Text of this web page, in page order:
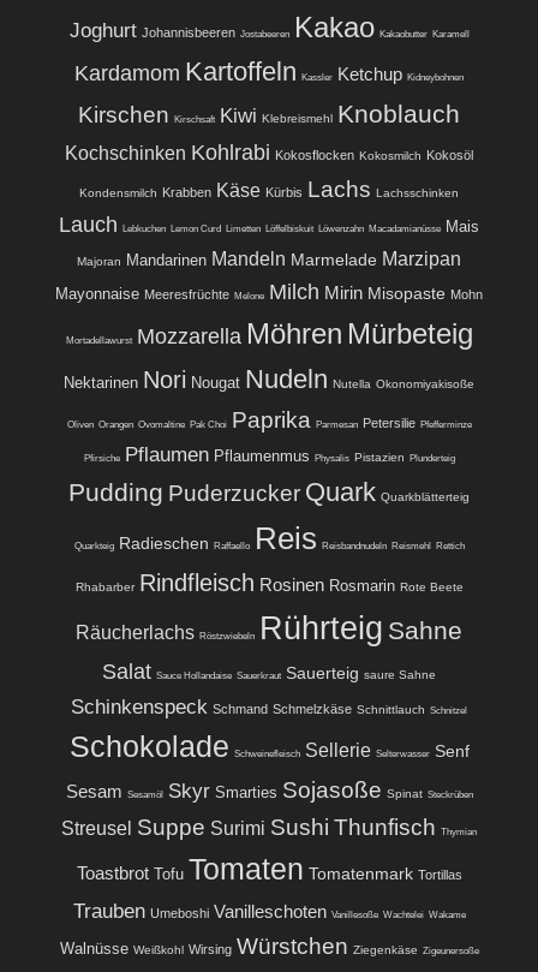
Joghurt Johannisbeeren Jostabeeren Kakao Kakaobutter Karamell
Kardamom Kartoffeln Kassler Ketchup Kidneybohnen
Kirschen Kirschsaft Kiwi Klebreismehl Knoblauch
Kochschinken Kohlrabi Kokosflocken Kokosmilch Kokosöl
Kondensmilch Krabben Käse Kürbis Lachs Lachsschinken
Lauch Lebkuchen Lemon Curd Limetten Löffelbiskuit Löwenzahn Macadamianüsse Mais
Majoran Mandarinen Mandeln Marmelade Marzipan
Mayonnaise Meeresfrüchte Melone Milch Mirin Misopaste Mohn
Mortadellawurst Mozzarella Möhren Mürbeteig
Nektarinen Nori Nougat Nudeln Nutella Okonomiyakisoße
Oliven Orangen Ovomaltine Pak Choi Paprika Parmesan Petersilie Pfefferminze
Pfirsiche Pflaumen Pflaumenmus Physalis Pistazien Plunderteig
Pudding Puderzucker Quark Quarkblätterteig
Quarkteig Radieschen Raffaello Reis Reisbandnudeln Reismehl Rettich
Rhabarber Rindfleisch Rosinen Rosmarin Rote Beete
Räucherlachs Röstzwiebeln Rührteig Sahne
Salat Sauce Hollandaise Sauerkraut Sauerteig saure Sahne
Schinkenspeck Schmand Schmelzkäse Schnittlauch Schnitzel
Schokolade Schweinefleisch Sellerie Selterwasser Senf
Sesam Sesamöl Skyr Smarties Sojasoße Spinat Steckrüben
Streusel Suppe Surimi Sushi Thunfisch Thymian
Toastbrot Tofu Tomaten Tomatenmark Tortillas
Trauben Umeboshi Vanilleschoten Vanillesoße Wachtelei Wakame
Walnüsse Weißkohl Wirsing Würstchen Ziegenkäse Zigeunersoße